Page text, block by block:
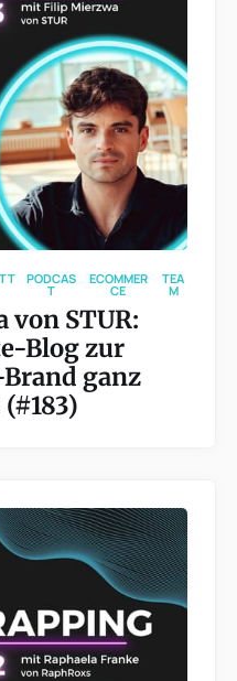
PODCAS
T
ECOMMER
CE
TEA
M
STUR:
Blog zur
ganz